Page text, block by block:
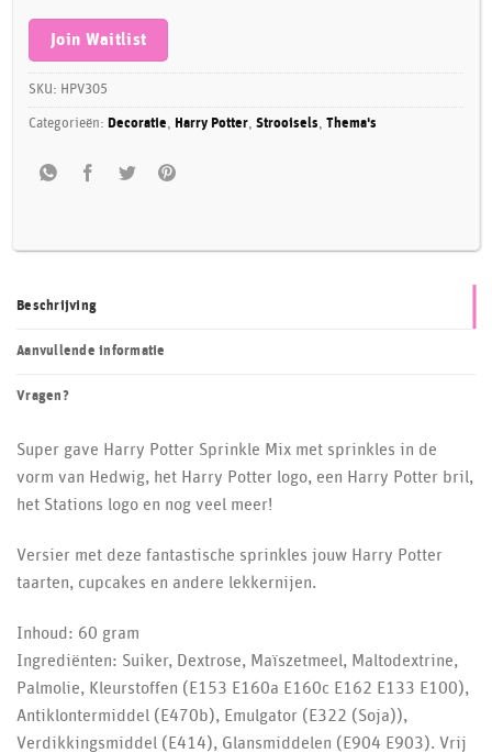
address
to
join
the
waitlist
this
Join Waitlist
SKU: HPV305
Categorieën: Decoratie, Harry Potter,Strooisels,Thema's
Beschrijving
Aanvullende informatie
Vragen?
Super gave Harry Potter Sprinkle Mix met sprinkles in de
vorm van Hedwig, het Harry Potter logo, een Harry Potter bril,
het Stations logo en nog veel meer!
Versier met deze fantastische sprinkles jouw Harry Potter
taarten, cupcakes en andere lekkernijen.
Inhoud: 60 gram
Ingrediënten: Suiker, Dextrose, Maïszetmeel, Maltodextrine,
Palmolie, Kleurstoffen (E153 E160a E160c E162 E133 E100),
Antiklontermiddel (E470b), Emulgator (E322 (Soja)),
Verdikkingsmiddel (E414), Glansmiddelen (E904 E903). Vrij